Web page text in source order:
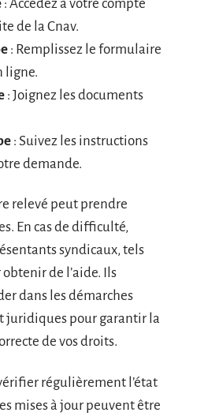
: Accédez à votre compte
de la Cnav.
: Remplissez le formulaire
ligne.
: Joignez les documents
: Suivez les instructions
demande.
relevé peut prendre
En cas de difficulté,
syndicaux, tels
obtenir de l’aide. Ils
dans les démarches
juridiques pour garantir la
de vos droits.
régulièrement l’état
mises à jour peuvent être